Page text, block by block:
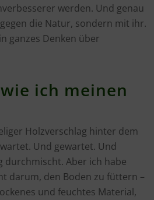
werden. Und genau
die Natur, sondern mit ihr.
ganzes Denken über
ich meinen
Holzverschlag hinter dem
Und gewartet. Und
durchmischt. Aber ich habe
darum, den Boden zu füttern –
und feuchtes Material,